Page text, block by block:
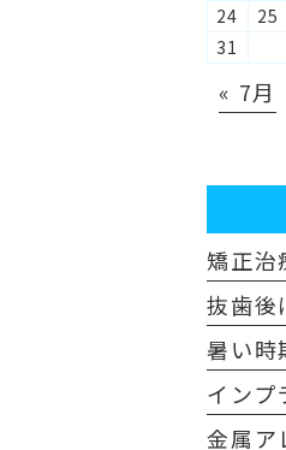
24
25
31
« 7月